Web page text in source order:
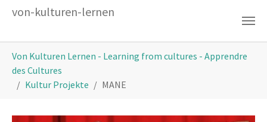
Zum Hauptinhalt springen
von-kulturen-lernen
Von Kulturen Lernen - Learning from cultures - Apprendre
des Cultures
Kultur Projekte
MANE